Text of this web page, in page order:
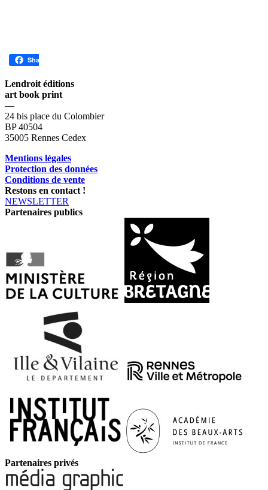
Share
Lendroit éditions
art book print
—
24 bis place du Colombier
BP 40504
35005 Rennes Cedex
Mentions légales
Protection des données
Conditions de vente
Restons en contact !
NEWSLETTER
Partenaires publics
Partenaires privés